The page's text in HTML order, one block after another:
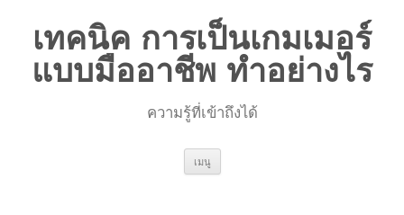
เทคนิค การเป็นเกมเมอร์
แบบมืออาชีพ ทำอย่างไร
ความรู้ที่เข้าถึงได้
เมนู ข้าม
ยัง